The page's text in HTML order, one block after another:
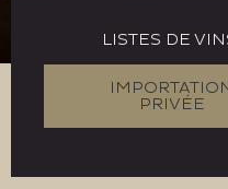
LISTES DE
IMPORTATION
PRIVÉE